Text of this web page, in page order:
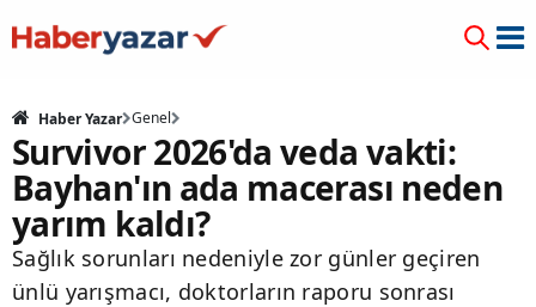
Haber Yazar Genel
Survivor 2026'da veda vakti:
Bayhan'ın ada macerası neden
yarım kaldı?
Sağlık sorunları nedeniyle zor günler geçiren
ünlü yarışmacı, doktorların raporu sonrası